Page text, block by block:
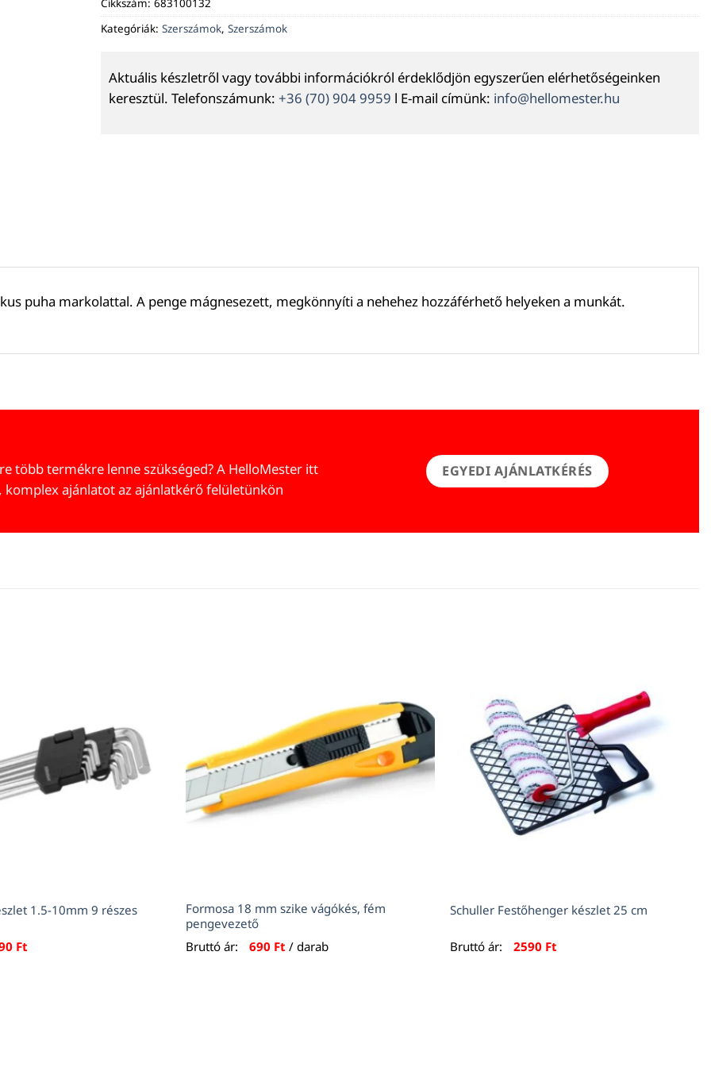
Cikkszám: 683100132
Kategóriák: Szerszámok, Szerszámok
Aktuális készletről vagy további információkról érdeklődjön egyszerűen elérhetőségeinken
keresztül. Telefonszámunk: +36 (70) 904 9959 l E-mail címünk: info@hellomester.hu
puha markolattal. A penge mágnesezett, megkönnyíti a nehehez hozzáférhető helyeken a munkát.
több termékre lenne szükséged? A HelloMester itt
ajánlatot az ajánlatkérő felületünkön
EGYEDI AJÁNLATKÉRÉS
1.5-10mm 9 részes
Ft
Formosa 18 mm szike vágókés, fém
pengevezető
Bruttó ár:
690 Ft / darab
Schuller Festőhenger készlet 25 cm
Bruttó ár: 2590 Ft